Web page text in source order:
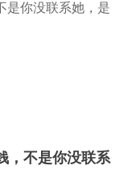
，不是你没联系